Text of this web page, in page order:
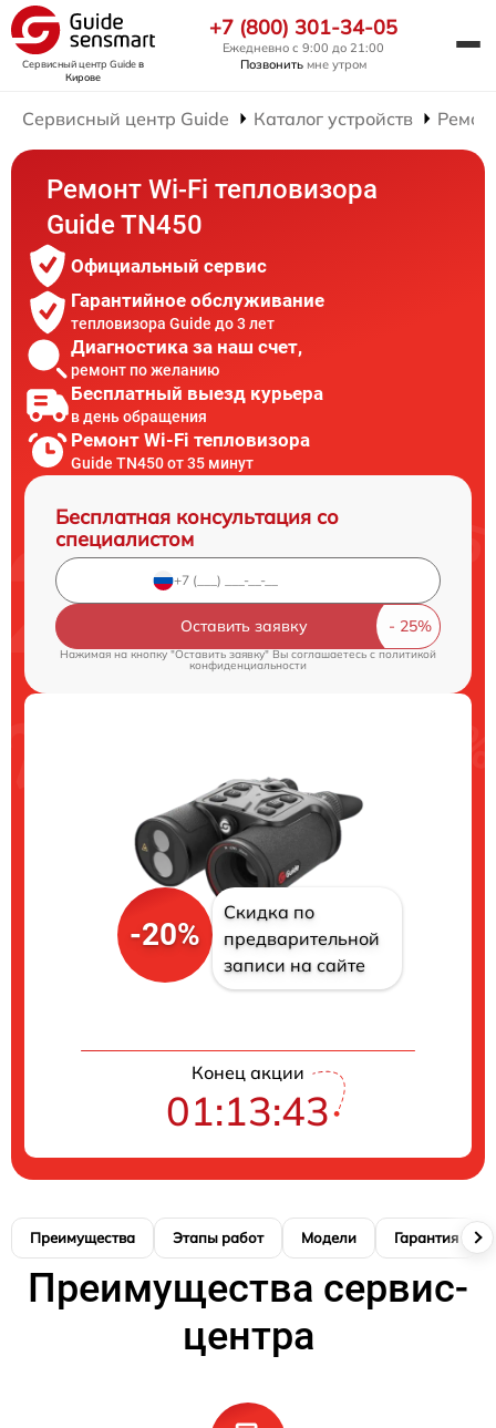
Сервисный центр Guideв
Кирове
+7 (800) 301-34-05
Ежедневно с 9:00 до 21:00
Позвонить мне утром
Сервисный центр Guide Каталог устройств
Ремонт Wi-Fi тепловизора
Guide TN450
Официальный сервис
Гарантийное обслуживание
тепловизора Guide до 3 лет
Диагностика за наш счет,
ремонт по желанию
Бесплатный выезд курьера
в день обращения
Ремонт Wi-Fi тепловизора
Guide TN450 от 35 минут
Бесплатная консультация со
специалистом
Оставить заявку
Нажимая на кнопку "Оставить заявку" Вы соглашаетесь cполитикой
конфиденциальности
-20%
Скидка по
предварительной
записи на сайте
Конец акции
01:13:42
Преимущества Этапы работ Модели Гарантия
Преимущества сервис-
центра